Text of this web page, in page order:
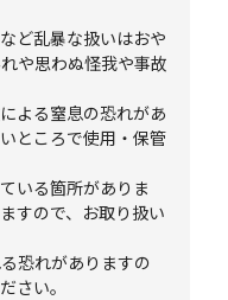
ど乱暴な扱いはおや
や思わぬ怪我や事故
よる窒息の恐れがあ
ところで使用・保管
いる箇所がありま
すので、お取り扱い
恐れがありますの
さい。